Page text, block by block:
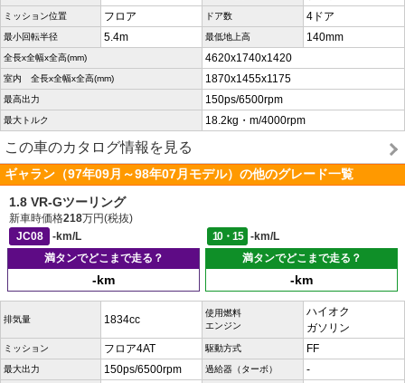
ミッション位置 フロア ドア数 4ドア
最小回転半径 5.4m 最低地上高 140mm
全長x全幅x全高(mm) 4620x1740x1420
室内 全長x全幅x全高(mm) 1870x1455x1175
最高出力 150ps/6500rpm
最大トルク 18.2kg・m/4000rpm
この車のカタログ情報を見る
ギャラン（97年09月～98年07月モデル）の他のグレード一覧
1.8 VR-Gツーリング
新車時価格218万円(税抜)
JC08
-km/L 10・15
-km/L
満タンでどこまで走る？
-km
満タンでどこまで走る？
-km
排気量 1834cc
使用燃料
エンジン
ハイオク
ガソリン
ミッション フロア4AT 駆動方式 FF
最大出力 150ps/6500rpm 過給器（ターボ） -